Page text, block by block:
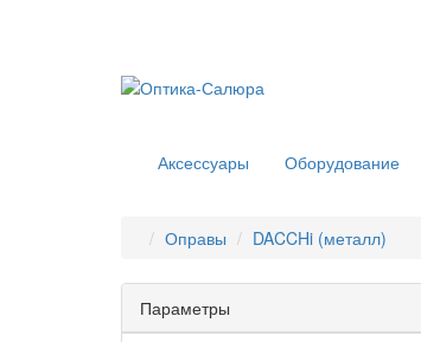
Аксессуары Оборудование
Оправы DACCHi (металл)
Параметры